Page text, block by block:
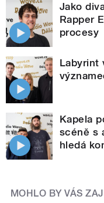
Jako
Rapper
procesy
Labyrint
Kapela
scéně s
hledá
MOHLO BY VÁS